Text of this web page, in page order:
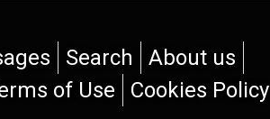
Search
About us
of Use Cookies Policy